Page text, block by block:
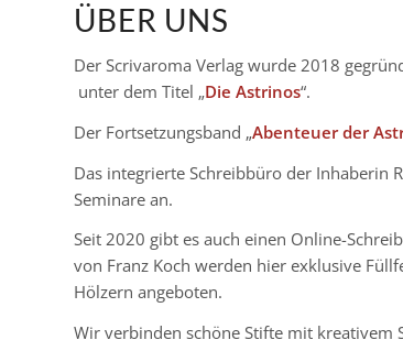
ÜBER UNS
Der Scrivaroma Verlag wurde 2018
unter dem Titel „Die Astrinos“.
Der Fortsetzungsband „Abenteuer der
Das integrierte Schreibbüro der Inhaberin
Seminare an.
Seit 2020 gibt es auch einen Online-
von Franz Koch werden hier exklusive
Hölzern angeboten.
Wir verbinden schöne Stifte mit kreativem